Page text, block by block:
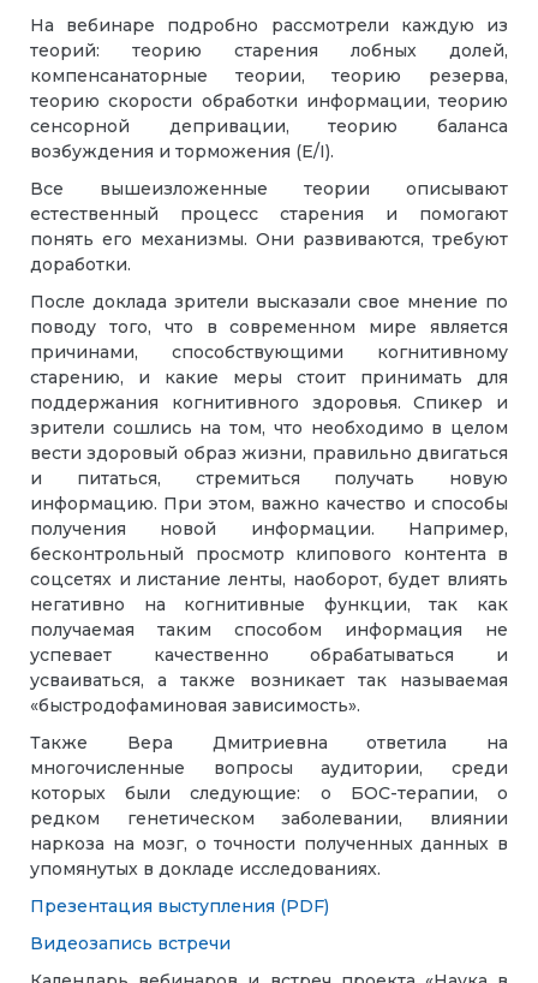
На вебинаре подробно рассмотрели каждую из
теорий: теорию старения лобных долей,
компенсанаторные теории, теорию резерва,
теорию скорости обработки информации, теорию
сенсорной депривации, теорию баланса
возбуждения и торможения (E/I).
Все вышеизложенные теории описывают
естественный процесс старения и помогают
понять его механизмы. Они развиваются, требуют
доработки.
После доклада зрители высказали свое мнение по
поводу того, что в современном мире является
причинами, способствующими когнитивному
старению, и какие меры стоит принимать для
поддержания когнитивного здоровья. Спикер и
зрители сошлись на том, что необходимо в целом
вести здоровый образ жизни, правильно двигаться
и питаться, стремиться получать новую
информацию. При этом, важно качество и способы
получения новой информации. Например,
бесконтрольный просмотр клипового контента в
соцсетях и листание ленты, наоборот, будет влиять
негативно на когнитивные функции, так как
получаемая таким способом информация не
успевает качественно обрабатываться и
усваиваться, а также возникает так называемая
«быстродофаминовая зависимость».
Также Вера Дмитриевна ответила на
многочисленные вопросы аудитории, среди
которых были следующие: о БОС-терапии, о
редком генетическом заболевании, влиянии
наркоза на мозг, о точности полученных данных в
упомянутых в докладе исследованиях.
Презентация выступления (PDF)
Видеозапись встречи